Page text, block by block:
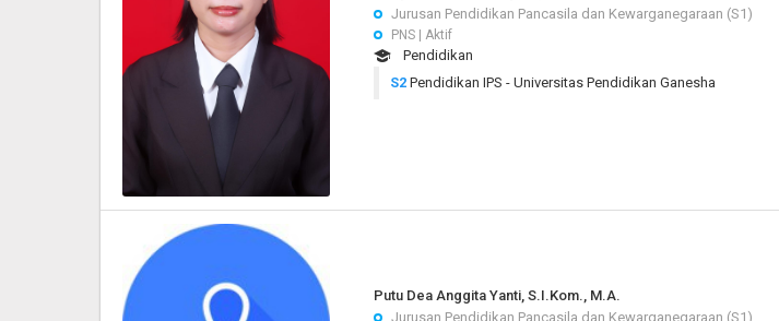
Jurusan Pendidikan Pancasila dan Kewarganegaraan (S1)
PNS | Aktif
Pendidikan
S2 Pendidikan IPS - Universitas Pendidikan Ganesha
Putu Dea Anggita Yanti, S.I.Kom., M.A.
Jurusan Pendidikan Pancasila dan Kewarganegaraan (S1)